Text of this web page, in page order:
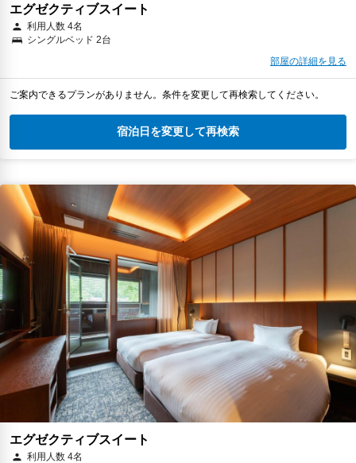
エグゼクティブスイート
利用人数 4名
シングルベッド 2台
部屋の詳細を見る
ご案内できるプランがありません。条件を変更して再検索してください。
宿泊日を変更して再検索
エグゼクティブスイート
利用人数 4名